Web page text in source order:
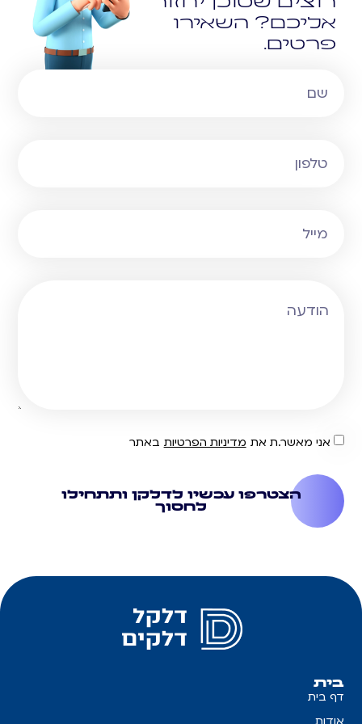
אליכם? השאירו
פרטים.
אני מאשר.ת את מדיניות הפרטיות באתר
הצטרפו עכשיו לדלקן ותתחילו
לחסוך
בית
דף בית